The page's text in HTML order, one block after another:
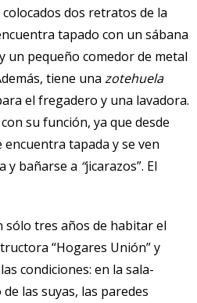
dos retratos de la
tapado con un sábana
pequeño comedor de metal
tiene una zotehuela
el fregadero y una lavadora.
su función, ya que desde
tapada y se ven
y bañarse a “jicarazos”. El
sólo tres años de habitar el
“Hogares Unión” y
condiciones: en la sala-
las suyas, las paredes